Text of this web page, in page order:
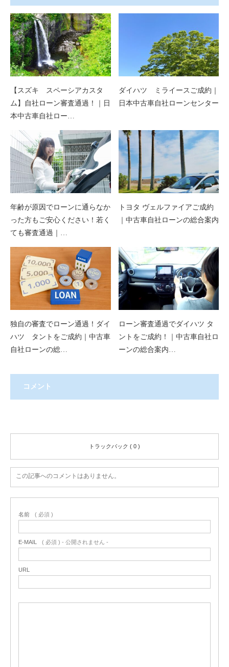
【スズキ スペーシアカスタ
ム】自社ローン審査通過！｜日
本中古車自社ロー…
ダイハツ ミライースご成約｜
日本中古車自社ローンセンター
年齢が原因でローンに通らなか
った方もご安心ください！若く
ても審査通過｜…
トヨタ ヴェルファイアご成約
｜中古車自社ローンの総合案内
独自の審査でローン通過！ダイ
ハツ タントをご成約｜中古車
自社ローンの総…
ローン審査通過でダイハツ タ
ントをご成約！｜中古車自社ロ
ーンの総合案内…
コメント
トラックバック ( 0 )
この記事へのコメントはありません。
名前 ( 必須 )
E-MAIL ( 必須 ) - 公開されません -
URL